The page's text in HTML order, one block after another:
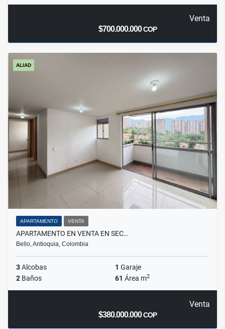
Venta
$700.000.000COP
ALIAD
APARTAMENTO VENTA
APARTAMENTO EN VENTA EN SEC…
Bello, Antioquia, Colombia
3Alcobas 1 Garaje
2 Baños 61 Área m2
Venta
$380.000.000COP